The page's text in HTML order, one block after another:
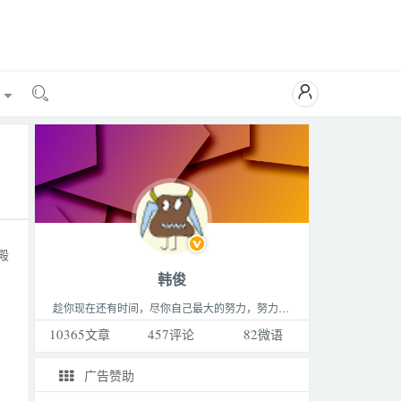
 
韩俊
趁你现在还有时间，尽你自己最大的努力，努力做成你最想做的那件事，成为你最想成为的那种人，过着你最想过的那种生活。这个世界永远比你想的要更精彩，不要败给生活。
10365文章 457评论 82微语
广告赞助